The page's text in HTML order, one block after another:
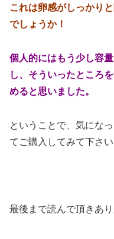
これは卵感がしっかり
でしょうか！
個人的にはもう少し容
し、そういったところ
めると思いました。
ということで、気にな
てご購入してみて下さい
最後まで読んで頂きあ